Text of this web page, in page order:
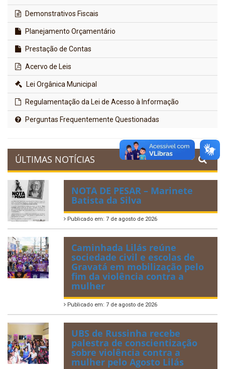
Demonstrativos Fiscais
Planejamento Orçamentário
Prestação de Contas
Acervo de Leis
Lei Orgânica Municipal
Regulamentação da Lei de Acesso à Informação
Perguntas Frequentemente Questionadas
ÚLTIMAS NOTÍCIAS
NOTA DE PESAR – Marinete
Batista da Silva
Publicado em: 7 de agosto de 2026
Caminhada Lilás reúne
sociedade civil e escolas de
Gravatá em mobilização pelo
fim da violência contra a
mulher
Publicado em: 7 de agosto de 2026
UBS de Russinha recebe
palestra de conscientização
sobre violência contra a
mulher pelo Agosto Lilás